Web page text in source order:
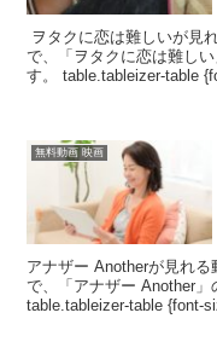
ヲタクに恋は難しいが見
で、「ヲタクに恋は難し
す。 table.tableizer-table
無料動画 映画
アナザー Anotherが見れ
で、「アナザー Another」
table.tableizer-table {font-